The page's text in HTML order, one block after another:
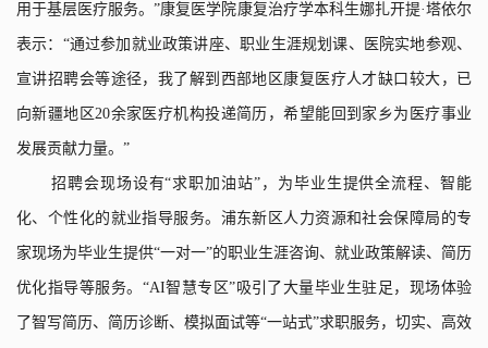
用于基层医疗服务。”康复医学院康复治疗学本科生娜扎开提·塔依尔
表示： “通过参加就业政策讲座、职业生涯规划课、医院实地参观、
宣讲招聘会等途径，我了解到西部地区康复医疗人才缺口较大，已
向新疆地区20余家医疗机构投递简历，希望能回到家乡为医疗事业
发展贡献力量。 ”
招聘会现场设有“求职加油站” ，为毕业生提供全流程、智能
化、个性化的就业指导服务。浦东新区人力资源和社会保障局的专
家现场为毕业生提供“一对一”的职业生涯咨询、就业政策解读、简历
优化指导等服务。 “AI智慧专区”吸引了大量毕业生驻足，现场体验
了智写简历、简历诊断、模拟面试等“一站式”求职服务，切实、高效